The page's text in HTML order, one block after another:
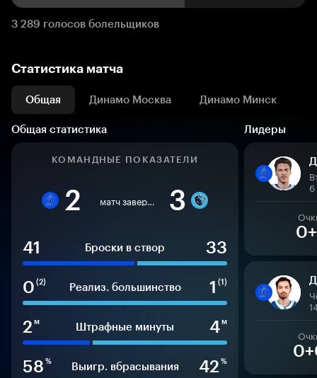
3 289 голосов болельщиков
Статистика матча
Общая Динамо Москва Динамо Минск
Общая статистика Лидеры
КОМАНДНЫЕ ПОКАЗАТЕЛИ
2 матч завершен 3
41 Броски в створ
33
0 (2) Реализ. большинство 1 (1)
2 м Штрафные минуты 4м
58 % Выигр. вбрасывания 42 %